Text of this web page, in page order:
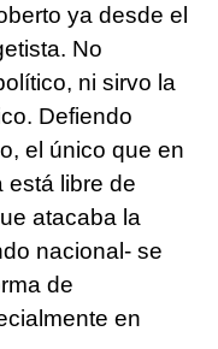
ya desde el
No
ni sirvo la
Defiendo
el único que en
está libre de
atacaba la
nacional- se
de
en